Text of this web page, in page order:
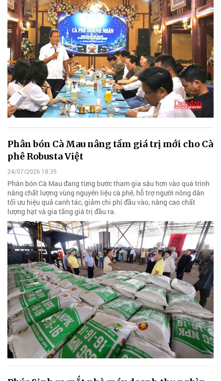
Phân bón Cà Mau nâng tầm giá trị mới cho Cà
phê Robusta Việt
24/07/2026 18:35
Phân bón Cà Mau đang từng bước tham gia sâu hơn vào quá trình
nâng chất lượng vùng nguyên liệu cà phê, hỗ trợ người nông dân
tối ưu hiệu quả canh tác, giảm chi phí đầu vào, nâng cao chất
lượng hạt và gia tăng giá trị đầu ra.